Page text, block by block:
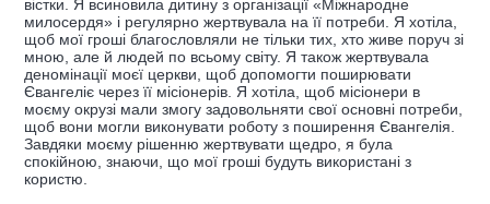
вістки. Я всиновила дитину з організації «Міжнародне
милосердя» і регулярно жертвувала на її потреби. Я хотіла,
щоб мої гроші благословляли не тільки тих, хто живе поруч зі
мною, але й людей по всьому світу. Я також жертвувала
деномінації моєї церкви, щоб допомогти поширювати
Євангеліє через її місіонерів. Я хотіла, щоб місіонери в
моєму окрузі мали змогу задовольняти свої основні потреби,
щоб вони могли виконувати роботу з поширення Євангелія.
Завдяки моєму рішенню жертвувати щедро, я була
спокійною, знаючи, що мої гроші будуть використані з
користю.